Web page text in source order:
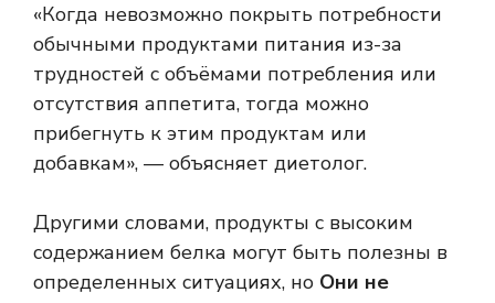
«Когда невозможно покрыть потребности
обычными продуктами питания из-за
трудностей с объёмами потребления или
отсутствия аппетита, тогда можно
прибегнуть к этим продуктам или
добавкам», — объясняет диетолог.
Другими словами, продукты с высоким
содержанием белка могут быть полезны в
определенных ситуациях, но Они не